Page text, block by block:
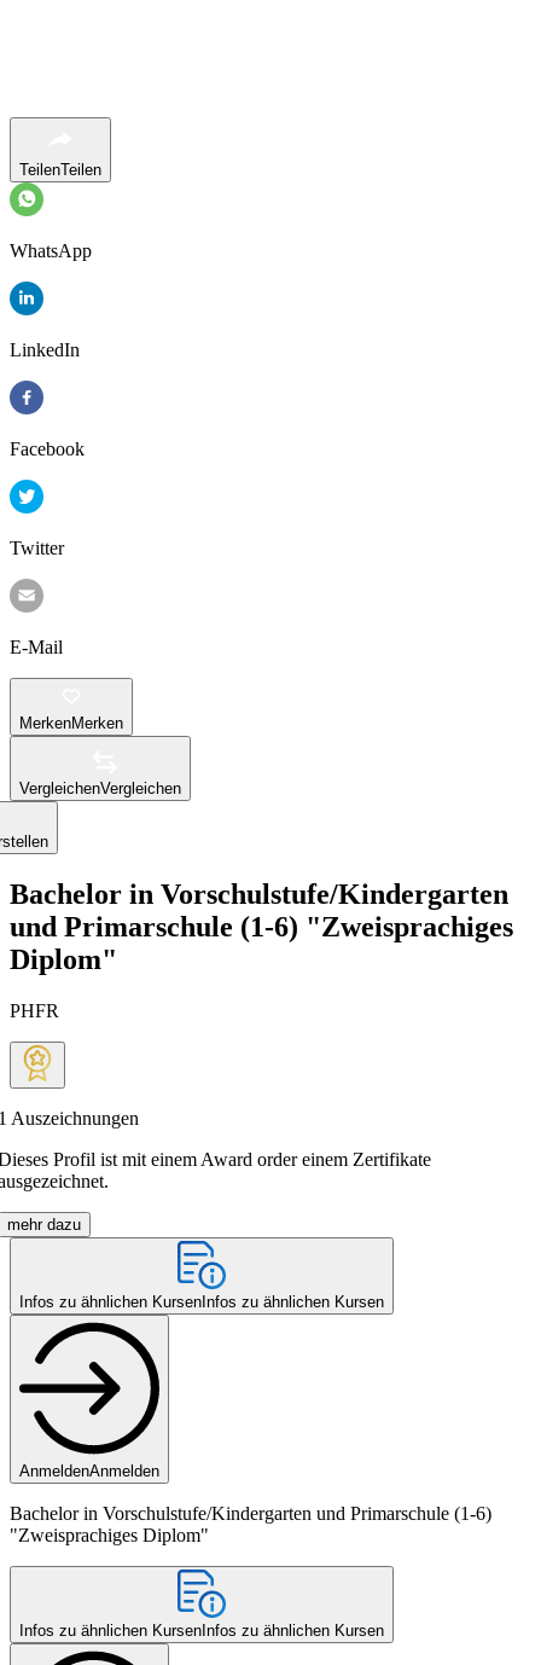
TeilenTeilen
WhatsApp
LinkedIn
Facebook
Twitter
E-Mail
MerkenMerken
VergleichenVergleichen
Bachelor in Vorschulstufe/Kindergarten
und Primarschule (1-6) "Zweisprachiges
Diplom"
PHFR
Auszeichnungen
Profil ist mit einem Award order einem Zertifikate
mehr dazu
Infos zu ähnlichen Kursen Infos zu ähnlichen Kursen
AnmeldenAnmelden
Bachelor in Vorschulstufe/Kindergarten und Primarschule (1-6)
"Zweisprachiges Diplom"
Infos zu ähnlichen Kursen Infos zu ähnlichen Kursen